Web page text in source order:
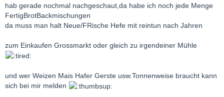
hab gerade nochmal nachgeschaut,da habe ich noch jede Menge
FertigBrotBackmischungen
da muss man halt Neue/FRische Hefe mit reintun nach Jahren
zum Einkaufen Grossmarkt oder gleich zu irgendeiner Mühle
und wer Weizen Mais Hafer Gerste usw.Tonnenweise braucht kann
sich bei mir melden